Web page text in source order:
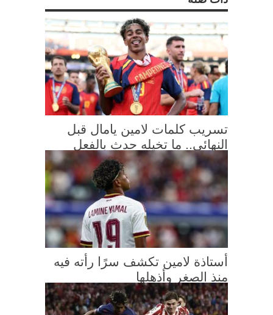
تسريب كلمات لامين يامال قبل
النهائي.. ما تخيله حدث بالفعل
أستاذة لامين تكشف سرًا رأته فيه
منذ الصغر وأذهلها